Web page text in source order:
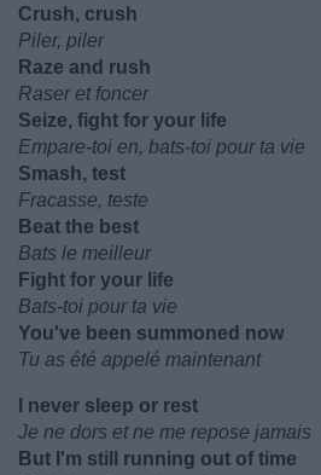
Crush, crush
Piler, piler
Raze and rush
Raser et foncer
Seize, fight for your life
Empare-toi en, bats-toi pour ta vie
Smash, test
Fracasse, teste
Beat the best
Bats le meilleur
Fight for your life
Bats-toi pour ta vie
You've been summoned now
Tu as été appelé maintenant
I never sleep or rest
Je ne dors et ne me repose jamais
But I'm still running out of time